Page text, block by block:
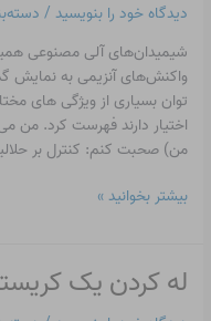
دیدگاه‌ خود را بنویسید /
شیمیدان‌های آلی مصنوعی
واکنش‌های آنزیمی به نمایش
توان بسیاری از ویژگی های
اختیار دارند فهرست کرد. من
من) صحبت کنم: کنترل بر
زمان
در
انتقال
پروتون
بیشتر بخوانید »
له کردن یک
له